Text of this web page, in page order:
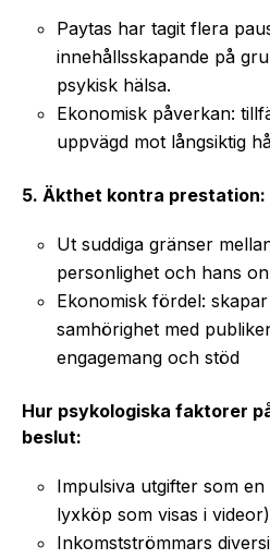
Paytas har tagit flera
innehållsskapande på
psykisk hälsa.
Ekonomisk påverkan:
uppvägd mot långsiktig
5. Äkthet kontra prestation:
Ut suddiga gränser
personlighet och hans
Ekonomisk fördel:
samhörighet med
engagemang och stöd
Hur psykologiska faktorer
beslut:
Impulsiva utgifter som
lyxköp som visas i videor)
Inkomstströmmars